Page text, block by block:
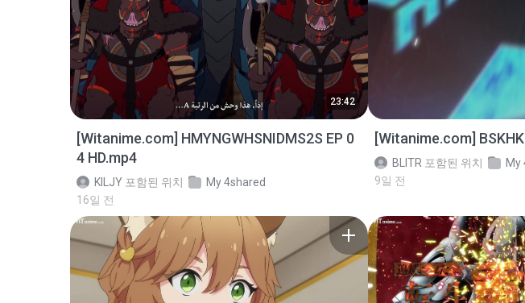
23:42
[Witanime.com] HMYNGWHSNIDMS2S EP 0
4 HD.mp4
KILJY 포함된 위치
My 4shared
16일 전
[Witanime.com]
BLITR 포함된 위치
My
9일 전